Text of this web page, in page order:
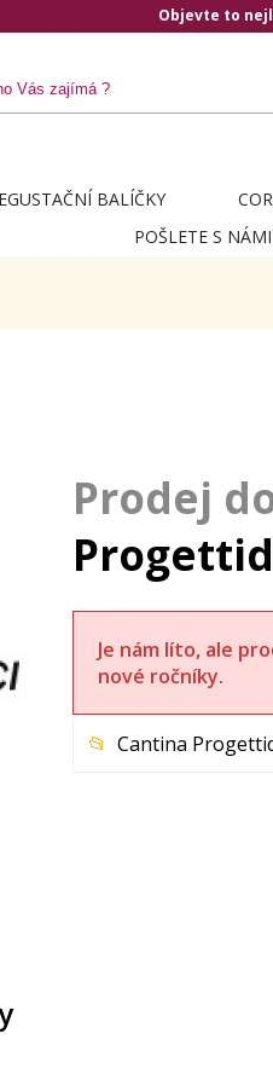
Objevte to
BALÍČKY
POŠLETE S
Je nám líto, ale
nové ročníky.
Cantina